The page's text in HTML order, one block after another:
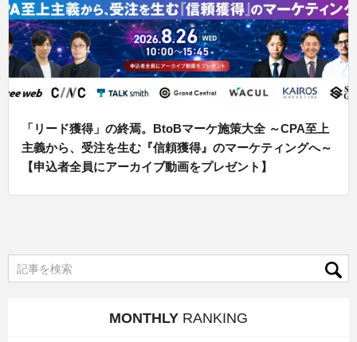
「リード獲得」の終焉。BtoBマーケ施策大全 ～CPA至上
主義から、受注を生む『信頼獲得』のマーケティングへ～
【申込者全員にアーカイブ動画をプレゼント】
MONTHLY RANKING